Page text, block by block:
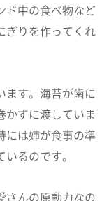
ド中の食べ物など
ぎりを作ってくれ
ます。海苔が歯に
かずに渡していま
には姉が食事の準
るのです。
さんの原動力なの